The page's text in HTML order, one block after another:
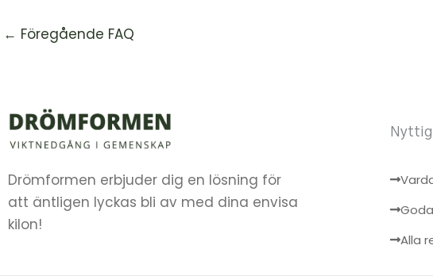
← Föregående FAQ
Drömformen erbjuder dig en lösning för
att äntligen lyckas bli av med dina envisa
kilon!
Alla